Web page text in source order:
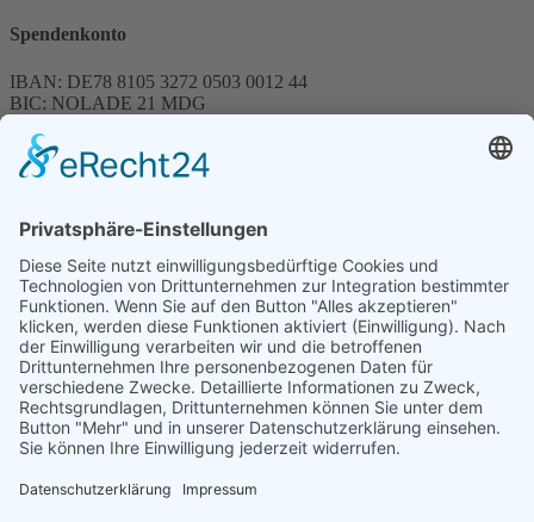
Spendenkonto
IBAN: DE78 8105 3272 0503 0012 44
BIC: NOLADE 21 MDG
Spenden können steuerlich abgesetzt werden
Förderung
© 1987 – 2025
Storchenhof Loburg e.V.
Alle Rechte vorbehalten.
Cookie-Einstellungen
Navigation überspringen
Impressum
Haftungsausschluss